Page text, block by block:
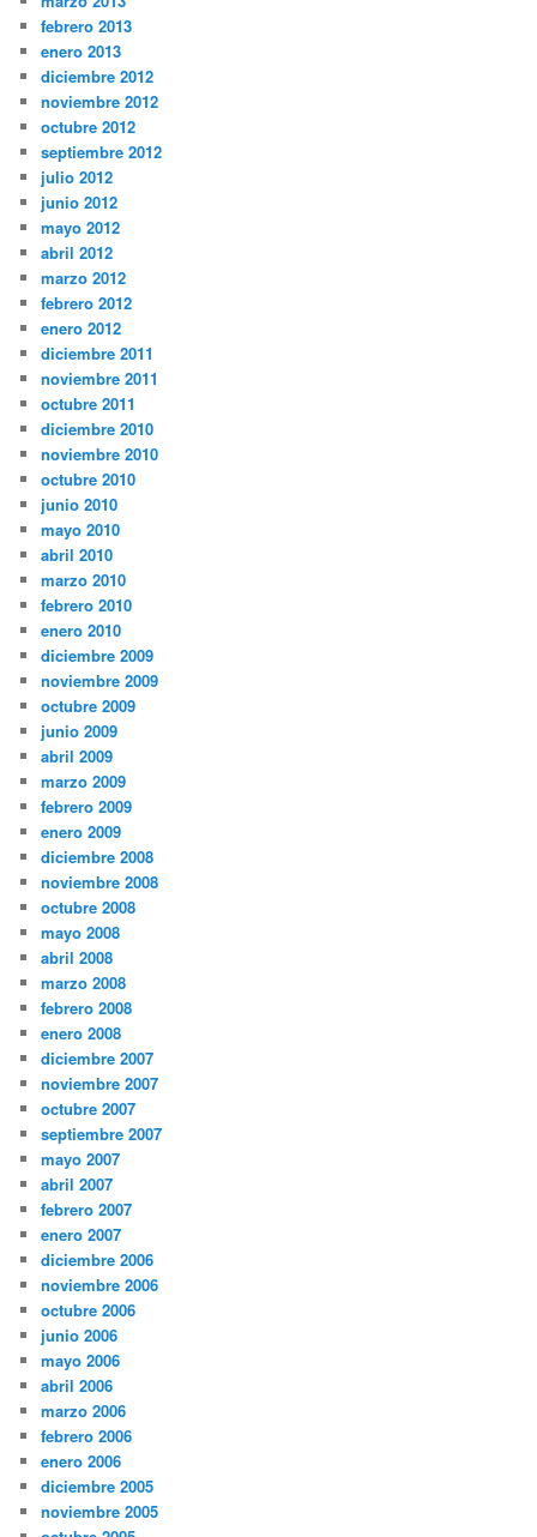
febrero 2013
enero 2013
diciembre 2012
noviembre 2012
octubre 2012
septiembre 2012
julio 2012
junio 2012
mayo 2012
abril 2012
marzo 2012
febrero 2012
enero 2012
diciembre 2011
noviembre 2011
octubre 2011
diciembre 2010
noviembre 2010
octubre 2010
junio 2010
mayo 2010
abril 2010
marzo 2010
febrero 2010
enero 2010
diciembre 2009
noviembre 2009
octubre 2009
junio 2009
abril 2009
marzo 2009
febrero 2009
enero 2009
diciembre 2008
noviembre 2008
octubre 2008
mayo 2008
abril 2008
marzo 2008
febrero 2008
enero 2008
diciembre 2007
noviembre 2007
octubre 2007
septiembre 2007
mayo 2007
abril 2007
febrero 2007
enero 2007
diciembre 2006
noviembre 2006
octubre 2006
junio 2006
mayo 2006
abril 2006
marzo 2006
febrero 2006
enero 2006
diciembre 2005
noviembre 2005